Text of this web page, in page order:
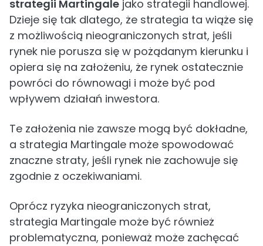
strategii Martingale jako strategii handlowej.
Dzieje się tak dlatego, że strategia ta wiąże się
z możliwością nieograniczonych strat, jeśli
rynek nie porusza się w pożądanym kierunku i
opiera się na założeniu, że rynek ostatecznie
powróci do równowagi i może być pod
wpływem działań inwestora.
Te założenia nie zawsze mogą być dokładne,
a strategia Martingale może spowodować
znaczne straty, jeśli rynek nie zachowuje się
zgodnie z oczekiwaniami.
Oprócz ryzyka nieograniczonych strat,
strategia Martingale może być również
problematyczna, ponieważ może zachęcać